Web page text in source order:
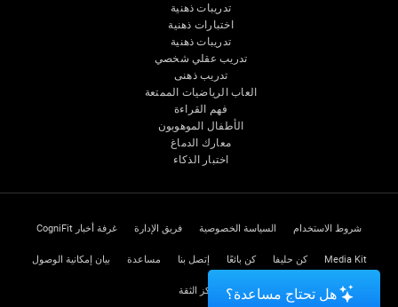
تدريبات ذهنية
اختبارات ذهنية
تدريبات ذهنية
تدريب عقلي شخصي
تدريب ذهنى
العاب الرياضيات الممتعة
فهم القراءة
الأطفال الموهوبون
معارك الدماغ
اختبار الذكاء
شروط الاستخدام السياسة الخصوصية فريق الإدارة غرفة أخبار CogniFit
Media Kit كن حليفا كن بائعًا إتصل بنا مساعدة بيان إمكانية الوصول
مركز الثقة هل تحتاج مساعدة؟